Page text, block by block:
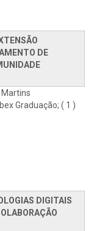
DE
Graduação; ( 1 )
DIGITAIS